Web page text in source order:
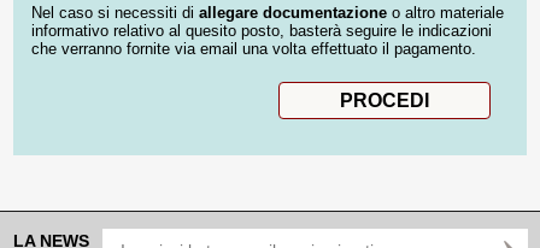
Nel caso si necessiti di allegare documentazione o altro materiale
informativo relativo al quesito posto, basterà seguire le indicazioni
che verranno fornite via email una volta effettuato il pagamento.
LA NEWS